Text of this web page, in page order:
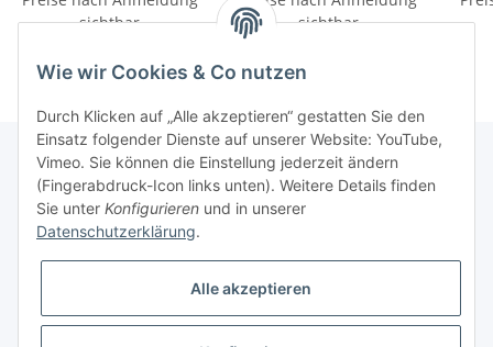
Matte
sichtbar
sichtbar
Informationen
Gesetzliche Informationen
Wie wir Cookies & Co nutzen
Durch Klicken auf „Alle akzeptieren“ gestatten Sie den
Einsatz folgender Dienste auf unserer Website: YouTube,
Vimeo. Sie können die Einstellung jederzeit ändern
(Fingerabdruck-Icon links unten). Weitere Details finden
Sie unter Konfigurieren und in unserer
Datenschutzerklärung.
Alle akzeptieren